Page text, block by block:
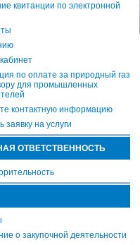
квитанции по электронной
по оплате за природный газ
для промышленных
контактную информацию
заявку на услуги
ОТВЕТСТВЕННОСТЬ
о закупочной деятельности